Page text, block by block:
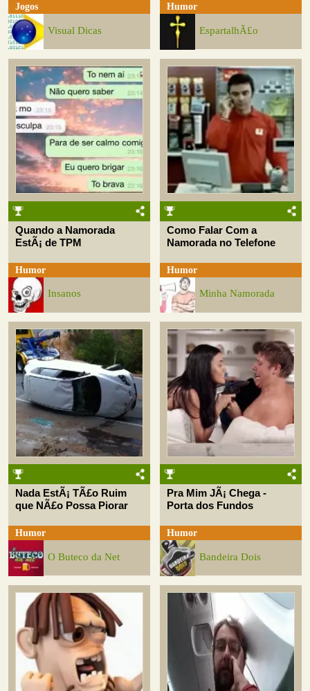
Jogos
Visual Dicas
Humor
EspartalhÃ£o
Quando a Namorada
EstÃ¡ de TPM
Humor
Insanos
Como Falar Com a
Namorada no Telefone
Humor
Minha Namorada
Nada EstÃ¡ TÃ£o Ruim
que NÃ£o Possa Piorar
Humor
O Buteco da Net
Pra Mim JÃ¡ Chega -
Porta dos Fundos
Humor
Bandeira Dois